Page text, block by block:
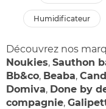
humidificateur
Découvrez nos
Noukies, Sauthon
Bb&co, Beaba,
Domiva, Done by
compagnie,